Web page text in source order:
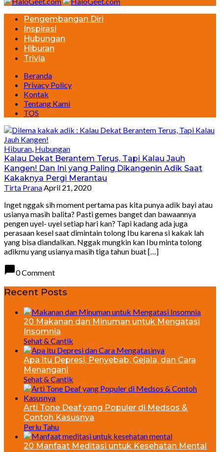
Pengembangan Diri
Inspirasi
Hubungan
Hiburan
Trivia
Beranda
Privacy Policy
Kontak
Tentang Kami
TOS
Hiburan, Hubungan
Kalau Dekat Berantem Terus, Tapi Kalau Jauh
Kangen! Dan Ini yang Paling Dikangenin Adik Saat
Kakaknya Pergi Merantau
Tirta PranaApril 21, 2020
Inget nggak sih moment pertama pas kita punya adik bayi atau
usianya masih balita? Pasti gemes banget dan bawaannya
pengen uyel- uyel setiap hari kan? Tapi kadang ada juga
perasaan kesel saat dimintain tolong Ibu karena si kakak lah
yang bisa diandalkan. Nggak mungkin kan Ibu minta tolong
adikmu yang usianya masih tiga tahun buat […]
chat_bubble0 Comment
Recent Posts
20 Makanan dan Minuman untuk Mengatasi
Insomnia
Sehat & Cantik
Apa itu Depresi, Penyebab, Gejala, dan Cara
Menangani
Sehat & Cantik
Arti Tone Deaf yang Populer di Medsos &
Contoh Kasusnya
Perlu Tahu
20 Manfaat Meditasi untuk Kesehatan Mental